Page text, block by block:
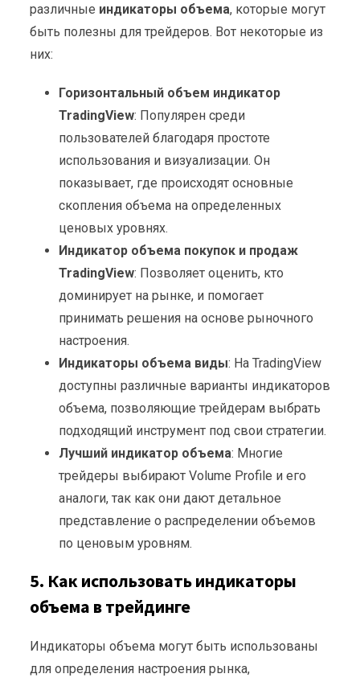
различные индикаторы объема, которые могут
быть полезны для трейдеров. Вот некоторые из
них:
Горизонтальный объем индикатор
TradingView: Популярен среди
пользователей благодаря простоте
использования и визуализации. Он
показывает, где происходят основные
скопления объема на определенных
ценовых уровнях.
Индикатор объема покупок и продаж
TradingView: Позволяет оценить, кто
доминирует на рынке, и помогает
принимать решения на основе рыночного
настроения.
Индикаторы объема виды: На TradingView
доступны различные варианты индикаторов
объема, позволяющие трейдерам выбрать
подходящий инструмент под свои стратегии.
Лучший индикатор объема: Многие
трейдеры выбирают Volume Profile и его
аналоги, так как они дают детальное
представление о распределении объемов
по ценовым уровням.
5. Как использовать индикаторы
объема в трейдинге
Индикаторы объема могут быть использованы
для определения настроения рынка,